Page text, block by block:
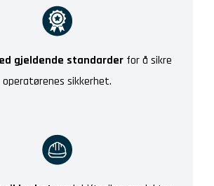
gjeldende standarderfor å sikre
operatørenes sikkerhet.